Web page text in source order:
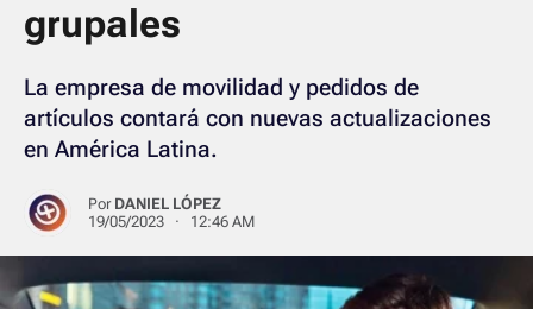
grupales
La empresa de movilidad y pedidos de
artículos contará con nuevas actualizaciones
en América Latina.
Por DANIEL LÓPEZ
19/05/2023 · 12:46 AM